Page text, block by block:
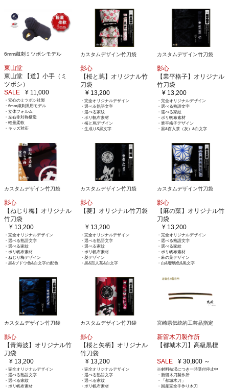
6mm織刺ミツボシモデル
東山堂
東山堂 【道】小手（ミ
ツボシ）
¥ 11,000
SALE
・安心のミツボシ社製
・6mm織刺汎用モデル
・立体フォルム
・左右非対称構造
・軽量柔軟
・キッズ対応
カスタムデザイン竹刀袋
影心
【桜と蔦】オリジナル竹
刀袋
¥ 13,200
・完全オリジナルデザイン
・選べる熟語文字
・選べる家紋
・ポリ帆布素材
・桜と蔦デザイン
・生成り&黒文字
カスタムデザイン竹刀袋
影心
【業平格子】オリジナル
竹刀袋
¥ 13,200
・完全オリジナルデザイン
・選べる熟語文字
・選べる家紋
・ポリ帆布素材
・業平格子デザイン
・黒&百入茶（灰）&白文字
カスタムデザイン竹刀袋
影心
【ねじり梅】オリジナル
竹刀袋
¥ 13,200
・完全オリジナルデザイン
・選べる熟語文字
・選べる家紋
・ポリ帆布素材
・ねじり梅デザイン
・黒&ブドウ色&白文字の配色
カスタムデザイン竹刀袋
影心
【菱】オリジナル竹刀袋
¥ 13,200
・完全オリジナルデザイン
・選べる熟語文字
・選べる家紋
・ポリ帆布素材
・菱デザイン
・黒&百人茶&白文字
カスタムデザイン竹刀袋
影心
【麻の葉】オリジナル竹
刀袋
¥ 13,200
・完全オリジナルデザイン
・選べる熟語文字
・選べる家紋
・ポリ帆布素材
・麻の葉デザイン
・白&瑠璃色&黒文字
カスタムデザイン竹刀袋
影心
【青海波】オリジナル竹
刀袋
¥ 13,200
・完全オリジナルデザイン
・選べる熟語文字
・選べる家紋
・ポリ帆布素材
カスタムデザイン竹刀袋
影心
【桜と矢柄】オリジナル
竹刀袋
¥ 13,200
・完全オリジナルデザイン
・選べる熟語文字
・選べる家紋
・ポリ帆布素材
宮崎県伝統的工芸品指定
新留木刀製作所
【都城木刀】高級黒檀
¥ 30,800 ～
SALE
※材料枯渇につき一時受付停止中
・新留木刀製作所
・「都城木刀」
・国産完全手作り木刀